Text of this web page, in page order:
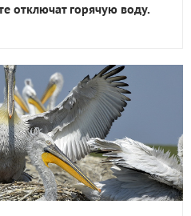
отключат горячую воду.